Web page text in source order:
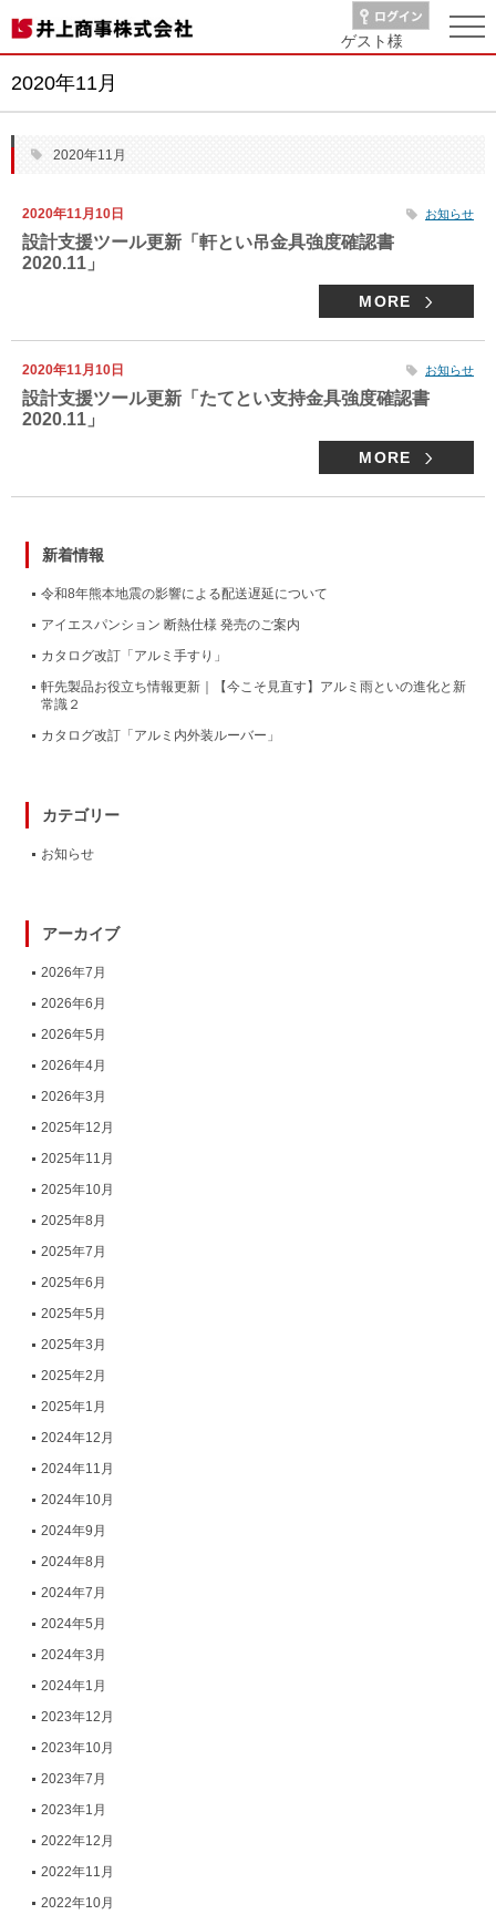
ゲスト様
2020年11月
2020年11月
2020年11月10日 お知らせ
設計支援ツール更新「軒とい吊金具強度確認書
2020.11」
MORE
2020年11月10日 お知らせ
設計支援ツール更新「たてとい支持金具強度確認書
2020.11」
MORE
新着情報
令和8年熊本地震の影響による配送遅延について
アイエスパンション 断熱仕様 発売のご案内
カタログ改訂「アルミ手すり」
軒先製品お役立ち情報更新｜【今こそ見直す】アルミ雨といの進化と新
常識２
カタログ改訂「アルミ内外装ルーバー」
カテゴリー
お知らせ
アーカイブ
2026年7月
2026年6月
2026年5月
2026年4月
2026年3月
2025年12月
2025年11月
2025年10月
2025年8月
2025年7月
2025年6月
2025年5月
2025年3月
2025年2月
2025年1月
2024年12月
2024年11月
2024年10月
2024年9月
2024年8月
2024年7月
2024年5月
2024年3月
2024年1月
2023年12月
2023年10月
2023年7月
2023年1月
2022年12月
2022年11月
2022年10月